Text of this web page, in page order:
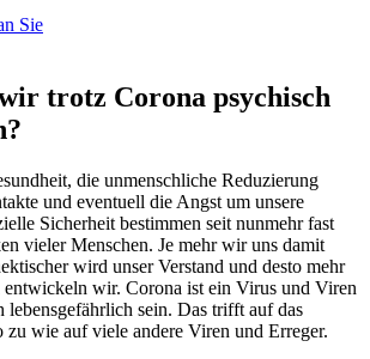
Sie
trotz Corona psychisch
die unmenschliche Reduzierung
und eventuell die Angst um unsere
Sicherheit bestimmen seit nunmehr fast
vieler Menschen. Je mehr wir uns damit
wird unser Verstand und desto mehr
entwickeln wir. Corona ist ein Virus und Viren
lebensgefährlich sein. Das trifft auf das
zu wie auf viele andere Viren und Erreger.